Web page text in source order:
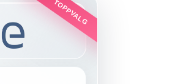
TOPPVALG